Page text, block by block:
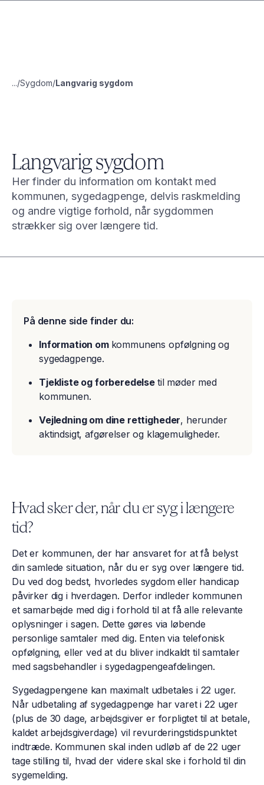
... Sygdom Langvarig sygdom
Langvarig sygdom
Her finder du information om kontakt med
kommunen, sygedagpenge, delvis raskmelding
og andre vigtige forhold, når sygdommen
strækker sig over længere tid.
På denne side finder du:
Information om kommunens opfølgning og
sygedagpenge.
Tjekliste og forberedelse til møder med
kommunen.
Vejledning om dine rettigheder, herunder
aktindsigt, afgørelser og klagemuligheder.
Hvad sker der, når du er syg i længere
tid?
Det er kommunen, der har ansvaret for at få belyst
din samlede situation, når du er syg over længere tid.
Du ved dog bedst, hvorledes sygdom eller handicap
påvirker dig i hverdagen. Derfor indleder kommunen
et samarbejde med dig i forhold til at få alle relevante
oplysninger i sagen. Dette gøres via løbende
personlige samtaler med dig. Enten via telefonisk
opfølgning, eller ved at du bliver indkaldt til samtaler
med sagsbehandler i sygedagpengeafdelingen.​
Sygedagpengene kan maximalt udbetales i 22 uger.
Når udbetaling af sygedagpenge har varet i 22 uger
(plus de 30 dage, arbejdsgiver er forpligtet til at betale,
kaldet arbejdsgiverdage) vil revurderingstidspunktet
indtræde. Kommunen skal inden udløb af de 22 uger
tage stilling til, hvad der videre skal ske i forhold til din
sygemelding.​​​